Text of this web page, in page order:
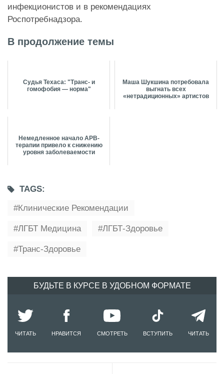
инфекционистов и в рекомендациях
Роспотребнадзора.
В продолжение темы
Судья Техаса: "Транс- и
гомофобия — норма"
Маша Шукшина потребовала
выгнать всех
«нетрадиционных» артистов
Немедленное начало АРВ-
терапии привело к снижению
уровня заболеваемости
TAGS:
Клинические Рекомендации
ЛГБТ Медицина ЛГБТ-Здоровье
Транс-Здоровье
БУДЬТЕ В КУРСЕ В УДОБНОМ ФОРМАТЕ
ЧИТАТЬ НРАВИТСЯ СМОТРЕТЬ ВСТУПИТЬ ЧИТАТЬ